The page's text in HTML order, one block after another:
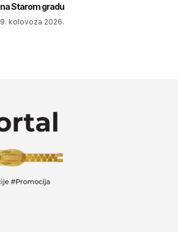
na Starom gradu
9. kolovoza 2026.